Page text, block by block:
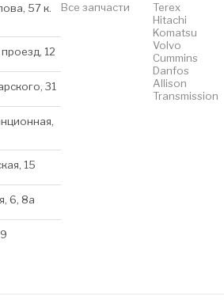
57 к.
12
31
15
6, 8a
Все запчасти
Terex
Hitachi
Komatsu
Volvo
Cummins
Danfos
Allison
Transmission